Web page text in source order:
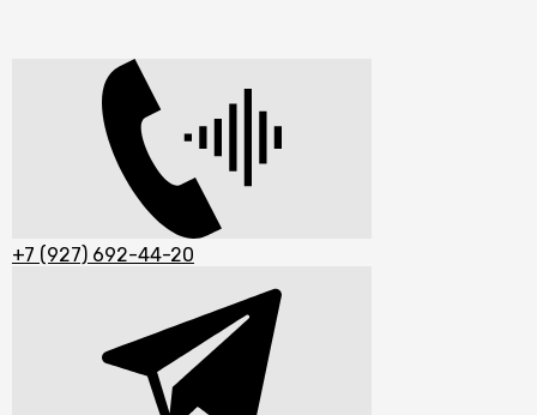
+7 (927) 692-44-20